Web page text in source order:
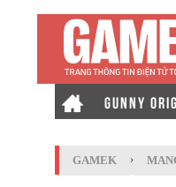
GUNNY
GAMEK ›